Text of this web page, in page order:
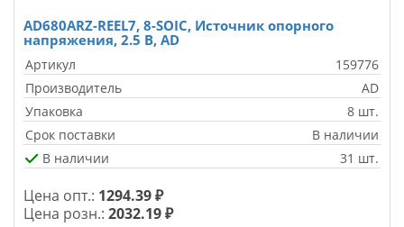
AD680ARZ-REEL7, 8-SOIC, Источник опорного
напряжения, 2.5 В, AD
Артикул
159776
Производитель
AD
Упаковка
8 шт.
Срок поставки
В наличии
В наличии
31 шт.
Цена опт.: 1294.39 ₽
Цена розн.: 2032.19 ₽